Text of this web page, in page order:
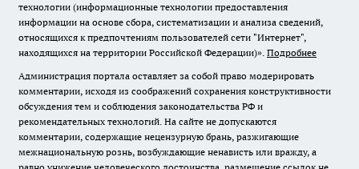
технологии (информационные технологии предоставления
информации на основе сбора, систематизации и анализа сведений,
относящихся к предпочтениям пользователей сети "Интернет",
находящихся на территории Российской Федерации)». Подробнее
Администрация портала оставляет за собой право модерировать
комментарии, исходя из соображений сохранения конструктивности
обсуждения тем и соблюдения законодательства РФ и
рекомендательных технологий. На сайте не допускаются
комментарии, содержащие нецензурную брань, разжигающие
межнациональную рознь, возбуждающие ненависть или вражду, а